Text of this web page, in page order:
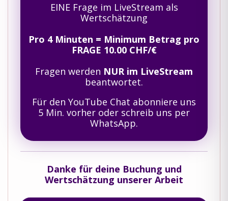
EINE Frage im LiveStream als
Wertschätzung
Pro 4 Minuten = Minimum Betrag pro
FRAGE 10.00 CHF/€
Fragen werden NUR im LiveStream
beantwortet.
Für den YouTube Chat abonniere uns
5 Min. vorher oder schreib uns per
WhatsApp.
Danke für deine Buchung und
Wertschätzung unserer Arbeit